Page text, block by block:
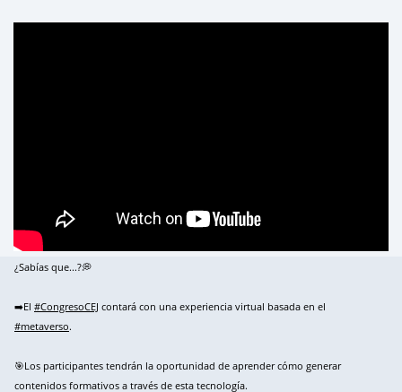
¿Sabías que...?💭
➡️El #CongresoCEJ contará con una experiencia virtual basada en el
#metaverso.
🎯Los participantes tendrán la oportunidad de aprender cómo generar
contenidos formativos a través de esta tecnología.